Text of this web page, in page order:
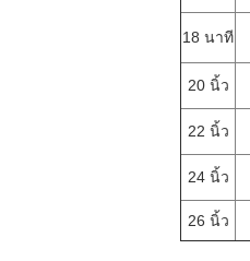
18 นาที
20 นิ้ว
22 นิ้ว
24 นิ้ว
26 นิ้ว